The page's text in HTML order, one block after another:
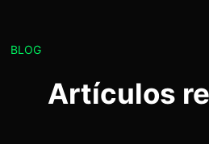
BLOG
Artículos